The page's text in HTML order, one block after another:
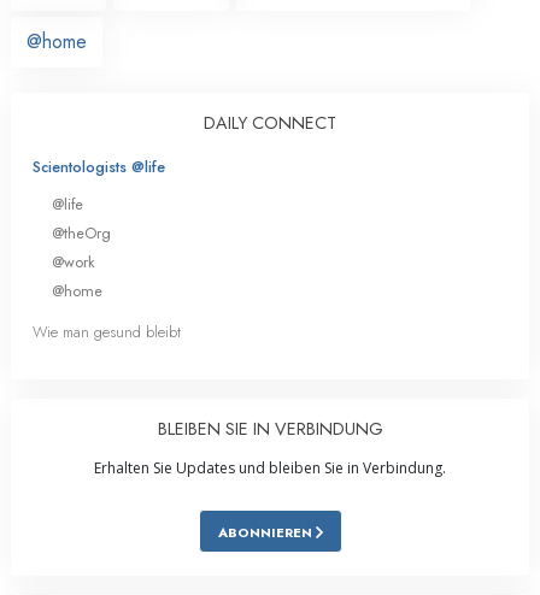
@home
DAILY CONNECT
Scientologists @life
@life
@theOrg
@work
@home
Wie man gesund bleibt
BLEIBEN SIE IN VERBINDUNG
Erhalten Sie Updates und bleiben Sie in Verbindung.
ABONNIEREN